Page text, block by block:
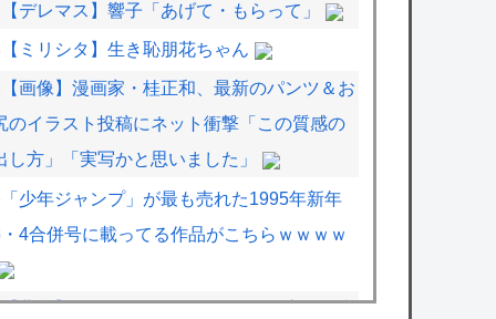
【デレマス】響子「あげて・もらって」
【ミリシタ】生き恥朋花ちゃん
【画像】漫画家・桂正和、最新のパンツ＆お
のイラスト投稿にネット衝撃「この質感の
し方」「実写かと思いました」
「少年ジャンプ」が最も売れた1995年新年
4合併号に載ってる作品がこちらｗｗｗｗ
【悲報】ワンピースの「ニカニカの実」を未